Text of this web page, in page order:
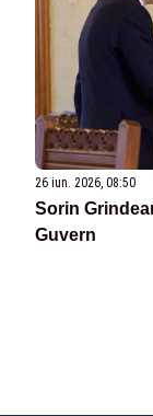
26 iun. 2026, 08:50
Sorin
Guvern